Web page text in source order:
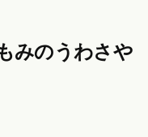
みのうわさや